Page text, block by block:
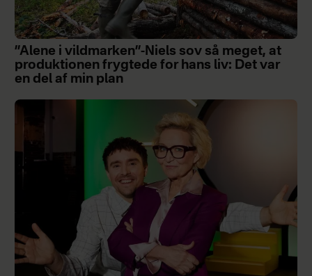
”Alene i vildmarken”-Niels sov så meget, at
produktionen frygtede for hans liv: Det var
en del af min plan